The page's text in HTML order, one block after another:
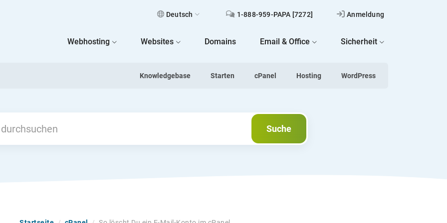
Deutsch 1-888-959-PAPA [7272] Anmeldung
Webhosting Websites Domains Email & Office Sicherheit
Knowledgebase Starten cPanel Hosting WordPress
Suche
Suche